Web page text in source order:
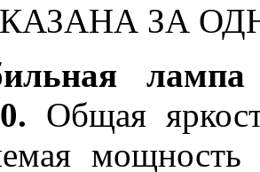
ЗА
Общая
мощность